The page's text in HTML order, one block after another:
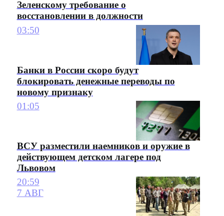
Зеленскому требование о
восстановлении в должности
03:50
Банки в России скоро будут
блокировать денежные переводы по
новому признаку
01:05
ВСУ разместили наемников и оружие в
действующем детском лагере под
Львовом
20:59
7 АВГ